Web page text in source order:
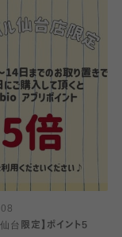
仙台限定】ポイント5